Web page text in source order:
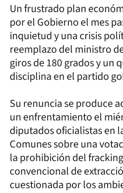
Un frustrado plan
por el Gobierno el mes
inquietud y una crisis
reemplazo del ministro
giros de 180 grados y un
disciplina en el partido
Su renuncia se produce
un enfrentamiento el
diputados oficialistas en
Comunes sobre una
la prohibición del
convencional de
cuestionada por los